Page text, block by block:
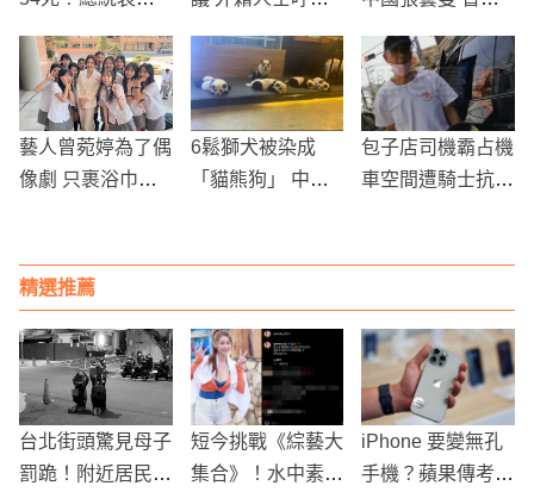
達慰問
藝人曾菀婷為了偶
像劇 只裹浴巾露
6鬆獅犬被染成
「貓熊狗」 中國
包子店司機霸占機
車空間遭騎士抗議
精選推薦
台北街頭驚見母子
罰跪！附近居民：
短今挑戰《綜藝大
集合》！水中素顏
iPhone 要變無孔
手機？蘋果傳考慮